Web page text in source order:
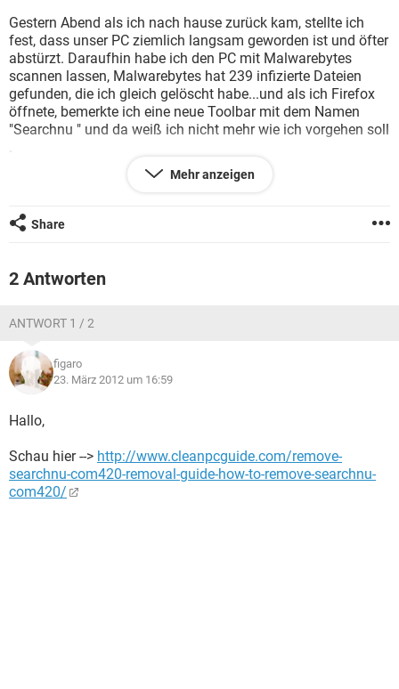
WHATSAPP TIKTOK
FACEBOOK HARDWARE
WINDOWS 10 INSTAGRAM
WHATSAPP TIKTOK
FACEBOOK HARDWARE
Gestern Abend als ich nach hause zurück kam, stellte ich
fest, dass unser PC ziemlich langsam geworden ist und öfter
abstürzt. Daraufhin habe ich den PC mit Malwarebytes
scannen lassen, Malwarebytes hat 239 infizierte Dateien
gefunden, die ich gleich gelöscht habe...und als ich Firefox
öffnete, bemerkte ich eine neue Toolbar mit dem Namen
"Searchnu " und da weiß ich nicht mehr wie ich vorgehen soll
.
Weiß bitte einer von euch wie ich diesen Schädling endgültig
Vielen Dank für eure wertvolle Hilfe
Mehr anzeigen
Share
2 Antworten
ANTWORT 1 / 2
figaro
23. März 2012 um 16:59
Hallo,
Schau hier --> http://www.cleanpcguide.com/remove-
searchnu-com420-removal-guide-how-to-remove-searchnu-
com420/